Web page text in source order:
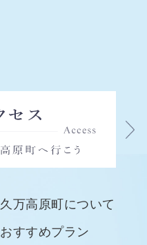
久万高原町について
おすすめプラン